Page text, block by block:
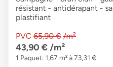
résistant - antidérapant -
plastifiant
PVC 65,90 € /m²
43,90 € /m²
1 Paquet: 1,67 m² à 73,31 €